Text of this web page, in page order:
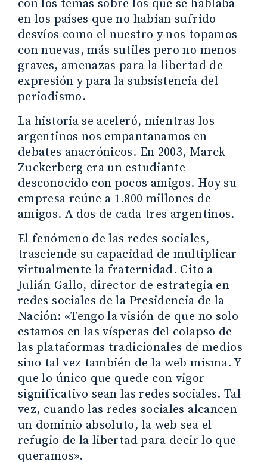
con los temas sobre los que se hablaba
en los países que no habían sufrido
desvíos como el nuestro y nos topamos
con nuevas, más sutiles pero no menos
graves, amenazas para la libertad de
expresión y para la subsistencia del
periodismo.
La historia se aceleró, mientras los
argentinos nos empantanamos en
debates anacrónicos. En 2003, Marck
Zuckerberg era un estudiante
desconocido con pocos amigos. Hoy su
empresa reúne a 1.800 millones de
amigos. A dos de cada tres argentinos.
El fenómeno de las redes sociales,
trasciende su capacidad de multiplicar
virtualmente la fraternidad. Cito a
Julián Gallo, director de estrategia en
redes sociales de la Presidencia de la
Nación: «Tengo la visión de que no solo
estamos en las vísperas del colapso de
las plataformas tradicionales de medios
sino tal vez también de la web misma. Y
que lo único que quede con vigor
significativo sean las redes sociales. Tal
vez, cuando las redes sociales alcancen
un dominio absoluto, la web sea el
refugio de la libertad para decir lo que
queramos».